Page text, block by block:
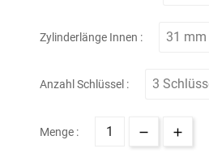
Zylinderlänge Innen :
Anzahl Schlüssel :
Menge :